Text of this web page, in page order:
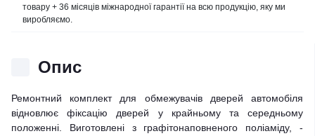
Опис
Ремонтний комплект для обмежувачів дверей автомобіля
відновлює фіксацію дверей у крайньому та середньому
положенні. Виготовлені з графітонаповненого поліаміду, -
товару + 36 місяців міжнародної гарантії на всю продукцію, яку ми
виробляємо.